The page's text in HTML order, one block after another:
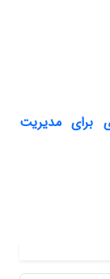
برای مدیریت